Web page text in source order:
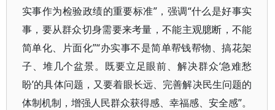
实事作为检验政绩的重要标准”，强调“什么是好事实
事，要从群众切身需要来考量，不能主观臆断，不能
简单化、片面化”“办实事不是简单帮钱帮物、搞花架
子、堆几个盆景。既要立足眼前、解决群众‘急难愁
盼’的具体问题，又要着眼长远、完善解决民生问题的
体制机制，增强人民群众获得感、幸福感、安全感”。